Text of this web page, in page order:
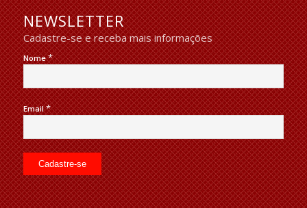
NEWSLETTER
Cadastre-se e receba mais informações
Nome*
Email*